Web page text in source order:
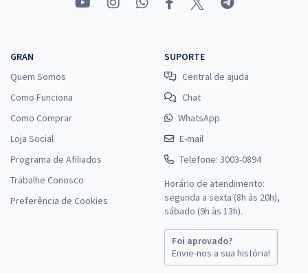
GRAN
Quem Somos
Como Funciona
Como Comprar
Loja Social
Programa de Afiliados
Trabalhe Conosco
Preferência de Cookies
SUPORTE
Central de ajuda
Chat
WhatsApp
E-mail
Telefone: 3003-0894
Horário de atendimento:
segunda a sexta (8h às 20h),
sábado (9h às 13h).
Foi aprovado?
Envie-nos a sua história!